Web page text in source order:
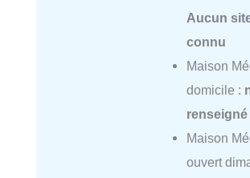
Aucun
connu
Maison
domicile :
renseigné
Maison
ouvert